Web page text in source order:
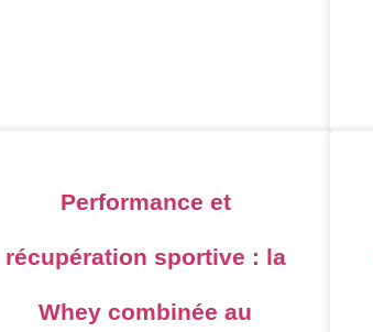
Performance et
récupération sportive : la
Whey combinée au